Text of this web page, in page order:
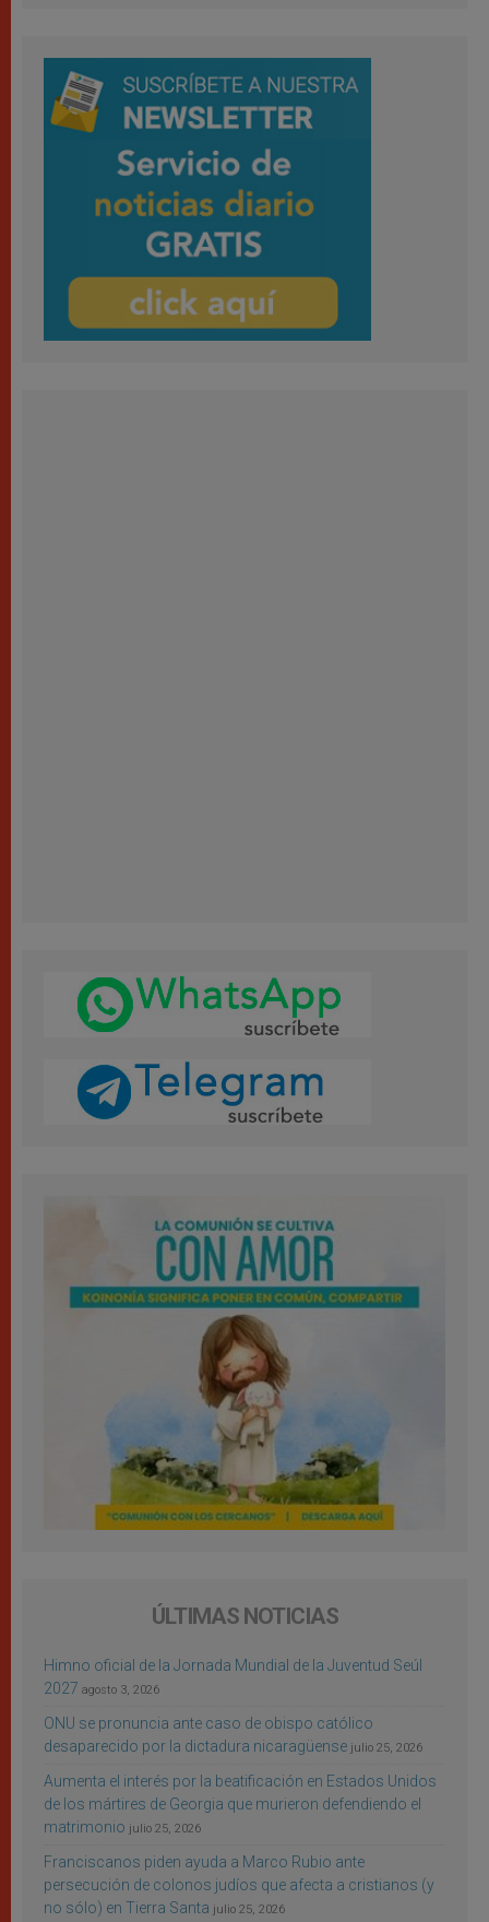
ÚLTIMAS NOTICIAS
Himno oficial de la Jornada Mundial de la Juventud Seúl
2027 agosto 3, 2026
ONU se pronuncia ante caso de obispo católico
desaparecido por la dictadura nicaragüense julio 25, 2026
Aumenta el interés por la beatificación en Estados Unidos
de los mártires de Georgia que murieron defendiendo el
matrimonio julio 25, 2026
Franciscanos piden ayuda a Marco Rubio ante
persecución de colonos judíos que afecta a cristianos (y
no sólo) en Tierra Santa julio 25, 2026